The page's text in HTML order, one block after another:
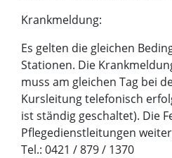
Krankmeldung:
Es gelten die gleichen
Stationen. Die
muss am gleichen Tag bei
Kursleitung telefonisch
ist ständig geschaltet). Die
Pflegedienstleitungen
Tel.: 0421 / 879 / 1370